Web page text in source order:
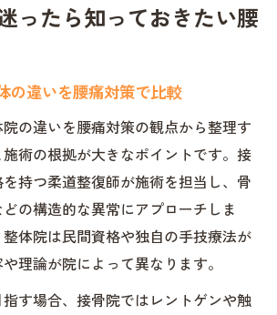
ったら知っておきたい腰
の違いを腰痛対策で比較
の違いを腰痛対策の観点から整理す
術の根拠が大きなポイントです。接
持つ柔道整復師が施術を担当し、骨
の構造的な異常にアプローチしま
体院は民間資格や独自の手技療法が
理論が院によって異なります。
す場合、接骨院ではレントゲンや触